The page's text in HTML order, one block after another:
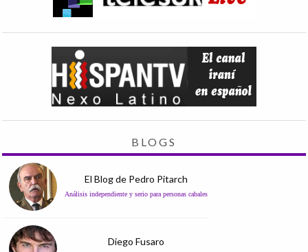
BLOGS
El Blog de Pedro Pitarch
Análisis independiente y serio para personas cabales
Diego Fusaro